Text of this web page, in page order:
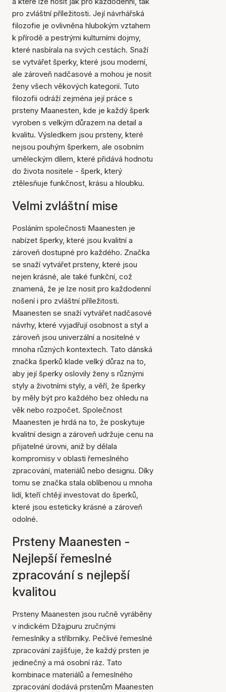
pro zvláštní příležitosti. Její návrhářská
filozofie je ovlivněna hlubokým vztahem
k přírodě a pestrými kulturními dojmy,
které nasbírala na svých cestách. Snaží
se vytvářet šperky, které jsou moderní,
ale zároveň nadčasové a mohou je nosit
ženy všech věkových kategorií. Tuto
filozofii odráží zejména její práce s
prsteny Maanesten, kde je každý šperk
vyroben s velkým důrazem na detail a
kvalitu. Výsledkem jsou prsteny, které
nejsou pouhým šperkem, ale osobním
uměleckým dílem, které přidává hodnotu
do života nositele - šperk, který
ztělesňuje funkčnost, krásu a hloubku.
Velmi zvláštní mise
Posláním společnosti Maanesten je
nabízet šperky, které jsou kvalitní a
zároveň dostupné pro každého. Značka
se snaží vytvářet prsteny, které jsou
nejen krásné, ale také funkční, což
znamená, že je lze nosit pro každodenní
nošení i pro zvláštní příležitosti.
Maanesten se snaží vytvářet nadčasové
návrhy, které vyjadřují osobnost a styl a
zároveň jsou univerzální a nositelné v
mnoha různých kontextech. Tato dánská
značka šperků klade velký důraz na to,
aby její šperky oslovily ženy s různými
styly a životními styly, a věří, že šperky
by měly být pro každého bez ohledu na
věk nebo rozpočet. Společnost
Maanesten je hrdá na to, že poskytuje
kvalitní design a zároveň udržuje cenu na
přijatelné úrovni, aniž by dělala
kompromisy v oblasti řemeslného
zpracování, materiálů nebo designu. Díky
tomu se značka stala oblíbenou u mnoha
lidí, kteří chtějí investovat do šperků,
které jsou esteticky krásné a zároveň
odolné.
Prsteny Maanesten -
Nejlepší řemeslné
zpracování s nejlepší
kvalitou
Prsteny Maanesten jsou ručně vyráběny
v indickém Džajpuru zručnými
řemeslníky a stříbrníky. Pečlivé řemeslné
zpracování zajišťuje, že každý prsten je
jedinečný a má osobní ráz. Tato
kombinace materiálů a řemeslného
zpracování dodává prstenům Maanesten